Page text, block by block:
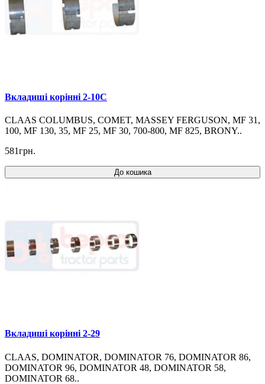
Вкладиші корінні 2-10C
CLAAS COLUMBUS, COMET, MASSEY FERGUSON, MF 31,
100, MF 130, 35, MF 25, MF 30, 700-800, MF 825, BRONY..
581грн.
До кошика
Вкладиші корінні 2-29
CLAAS, DOMINATOR, DOMINATOR 76, DOMINATOR 86,
DOMINATOR 96, DOMINATOR 48, DOMINATOR 58,
DOMINATOR 68..